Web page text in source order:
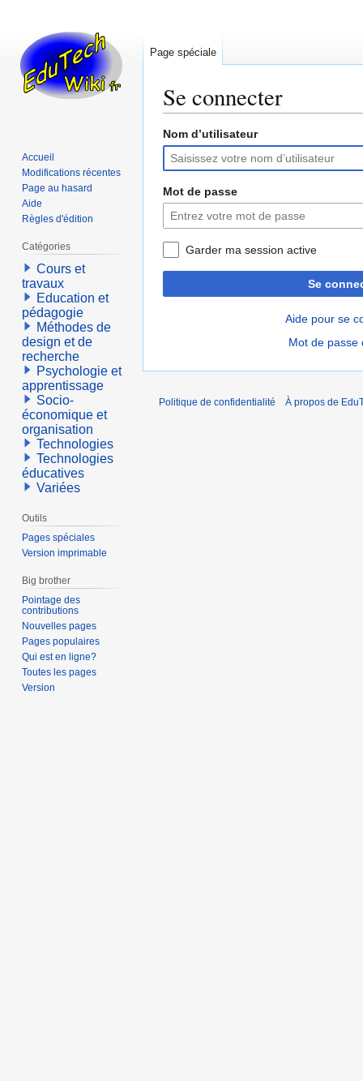
Se connecter
Aller
la
navigation
Aller
la
recherche
Nom d’utilisateur
Mot de passe
Garder ma session active
Se
Aide pour se
Mot de passe
Page spéciale
Accueil
Modifications récentes
Page au hasard
Aide
Règles d'édition
Catégories
Cours et
travaux
Education et
pédagogie
Méthodes de
design et de
recherche
Psychologie et
apprentissage
Socio-
économique et
organisation
Technologies
Technologies
éducatives
Variées
Outils
Pages spéciales
Version imprimable
Big brother
Pointage des
contributions
Nouvelles pages
Pages populaires
Qui est en ligne?
Toutes les pages
Version
Politique de confidentialité À propos de